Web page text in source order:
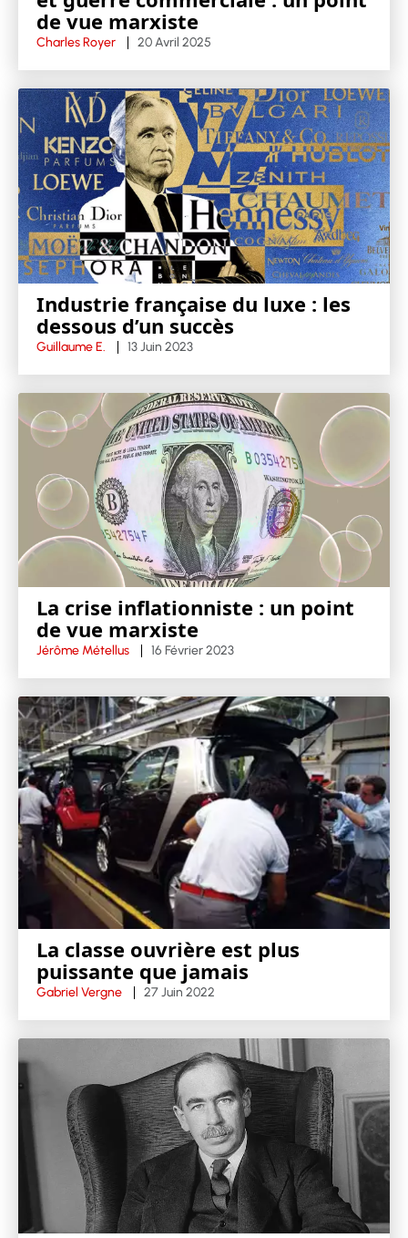
de vue marxiste
Charles Royer 20 Avril 2025
Industrie française du luxe : les
dessous d’un succès
Guillaume E. 13 Juin 2023
La crise inflationniste : un point
de vue marxiste
Jérôme Métellus 16 Février 2023
La classe ouvrière est plus
puissante que jamais
Gabriel Vergne 27 Juin 2022